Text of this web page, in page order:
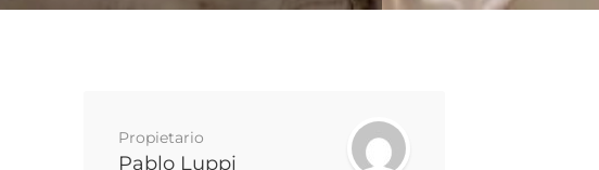
Propietario
Pablo Luppi